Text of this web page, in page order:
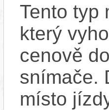
Tento typ
který
cenově
snímače.
místo